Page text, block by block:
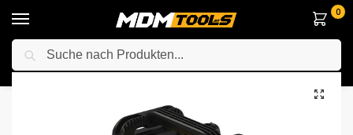
0
Startseite / Elektrowerkzeuge / Anderes Elektrowerkzeuge